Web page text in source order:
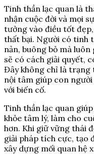
Tinh thần lạc quan là
nhận cuộc đời và mọi
tưởng vào điều tốt
thất bại. Người có tinh
nản, buông bỏ mà
sẽ có cách giải quyết,
Đây không chỉ là trạng
nội tâm giúp con
với biến cố.
Tinh thần lạc quan
khỏe tâm lý, làm cho
hơn. Khi giữ vững thái
giải pháp tích cực, tạo
xây dựng mối quan hệ